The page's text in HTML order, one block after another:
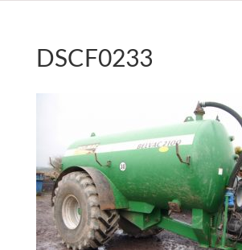
DSCF0233